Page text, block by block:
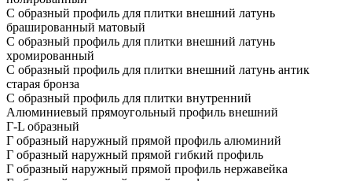
С образный профиль для плитки внешний латунь
брашированный матовый
С образный профиль для плитки внешний латунь
хромированный
С образный профиль для плитки внешний латунь антик
старая бронза
С образный профиль для плитки внутренний
Алюминиевый прямоугольный профиль внешний
Г-L образный
Г образный наружный прямой профиль алюминий
Г образный наружный прямой гибкий профиль
Г образный наружный прямой профиль нержавейка